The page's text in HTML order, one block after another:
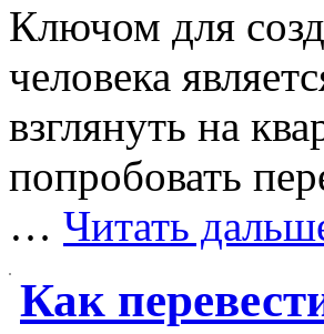
Ключом для
человека
взглянуть на
попробовать
… Читать
Как